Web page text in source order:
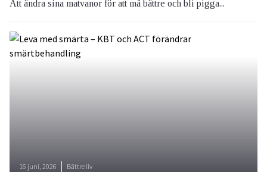
Att ändra sina matvanor för att må bättre och bli pigga...
16 juni, 2026 Bättre liv